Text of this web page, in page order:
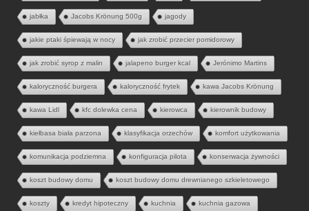
jabłka Jacobs Krönung 500g jagody
jakie ptaki śpiewają w nocy jak zrobić przecier pomidorowy
jak zrobić syrop z malin jalapeno burger kcal Jerónimo Martins
kaloryczność burgera kaloryczność frytek kawa Jacobs Krönung
kawa Lidl kfc dolewka cena kierowca kierownik budowy
kiełbasa biała parzona klasyfikacja orzechów komfort użytkowania
komunikacja podziemna konfiguracja pilota konserwacja żywności
koszt budowy domu koszt budowy domu drewnianego szkieletowego
koszty kredyt hipoteczny kuchnia kuchnia gazowa